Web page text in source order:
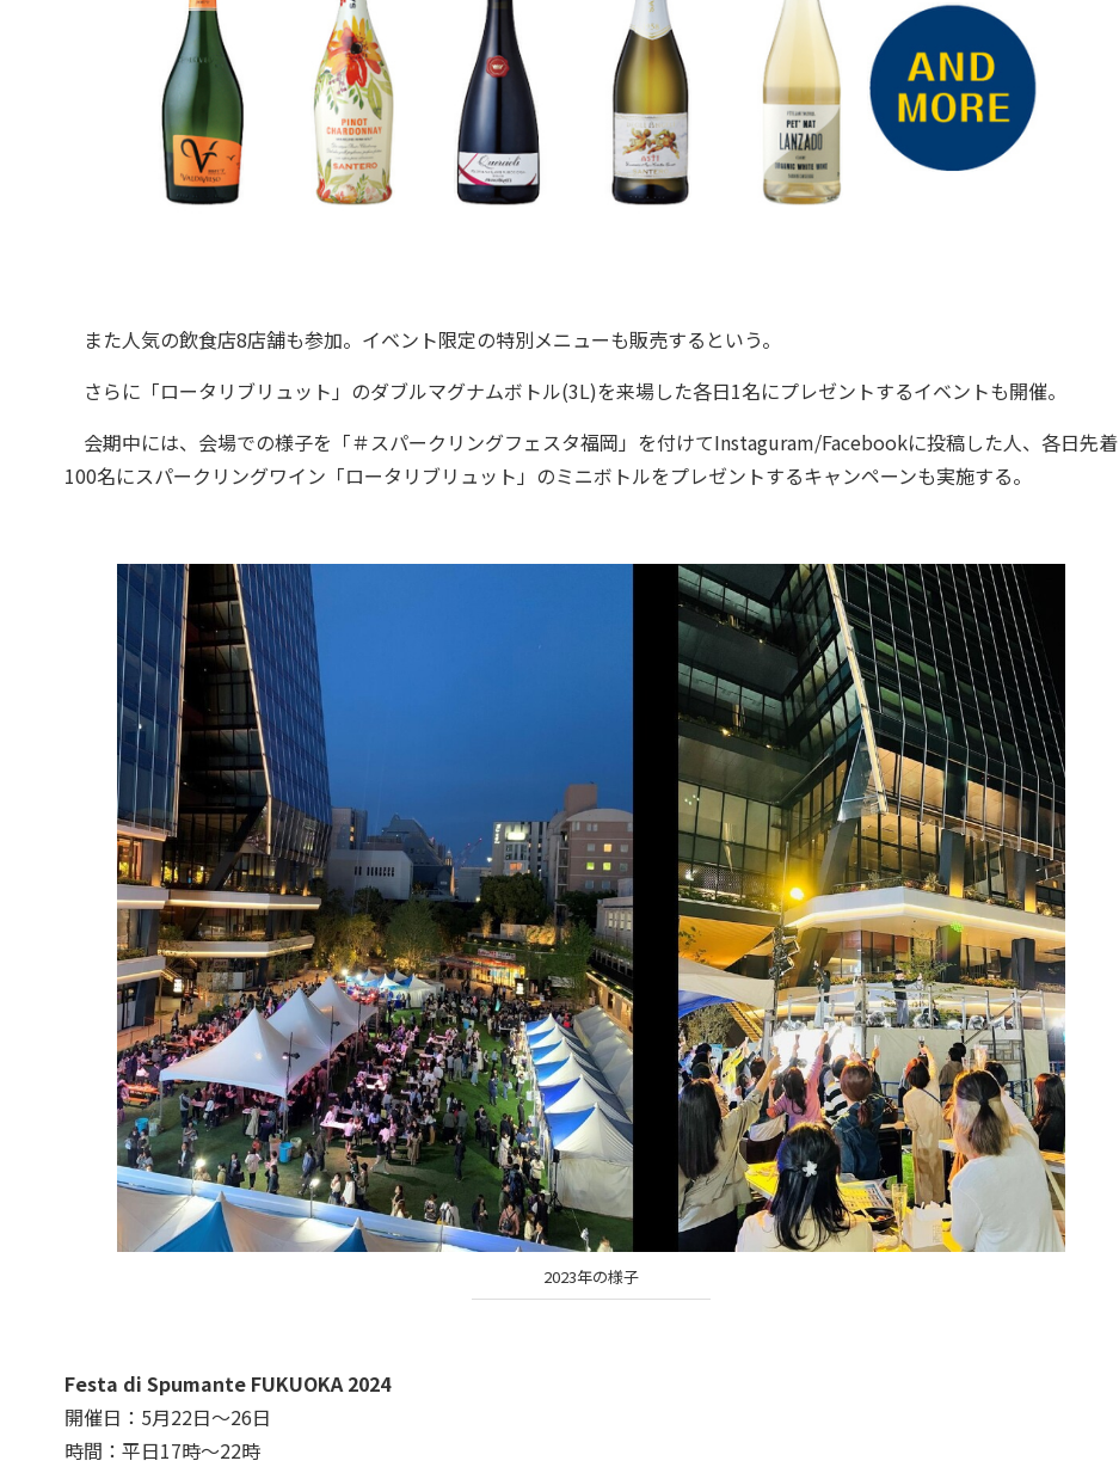
また人気の飲食店8店舗も参加。イベント限定の特別メニューも販売するという。
さらに「ロータリブリュット」のダブルマグナムボトル(3L)を来場した各日1名にプレゼントするイベントも開催。
会期中には、会場での様子を「＃スパークリングフェスタ福岡」を付けてInstaguram/Facebookに投稿した人、各日先着
100名にスパークリングワイン「ロータリブリュット」のミニボトルをプレゼントするキャンペーンも実施する。
2023年の様子
Festa di Spumante FUKUOKA 2024
開催日：5月22日～26日
時間：平日17時～22時